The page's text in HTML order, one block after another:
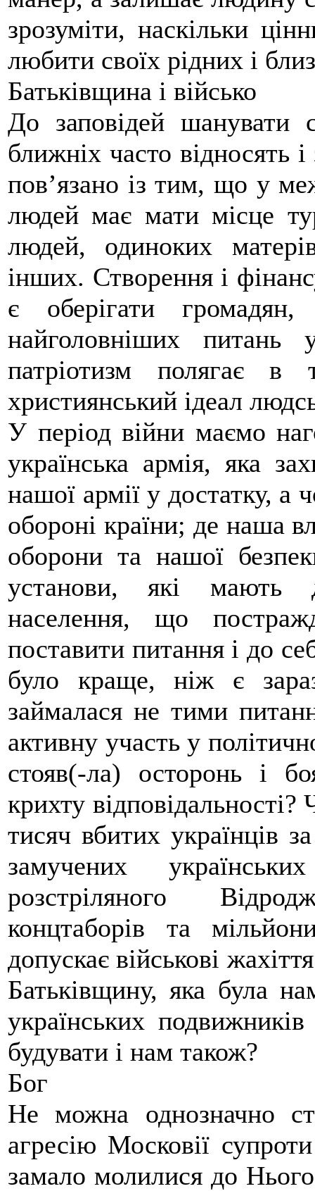
зрозуміти, наскільки
любити своїх рідних і
Батьківщина і військо
До заповідей шанувати
ближніх часто відносять
пов’язано із тим, що у
людей має мати місце
людей, одиноких
інших. Створення і
є оберігати
найголовніших
патріотизм полягає
християнський ідеал
У період війни маємо
українська армія, яка
нашої армії у достатку, а
обороні країни; де наша
оборони та нашої
установи, які мають
населення, що
поставити питання і до
було краще, ніж є
займалася не тими
активну участь у
стояв(-ла) осторонь і
крихту
тисяч вбитих українців
замучених
розстріляного
концтаборів та
допускає військові
Батьківщину, яка була
українських
будувати і нам також?
Бог
Не можна однозначно
агресію Московії
замало молилися до